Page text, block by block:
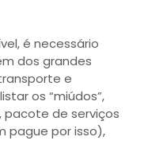
é necessário
dos grandes
e
os “miúdos”,
pacote de serviços
pague por isso),